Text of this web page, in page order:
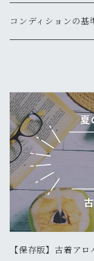
古着
ナイロンジャケット
新品
古着
スウェット
古着
ベスト
古着
新品
その他
古着
リング
新品
ベルト
サングラス
ソックス
新品
その他
新品
ニットキャップ・ビ
新品
古着
キャスケット
その他
新品
トート
新品
リュックサック・バ
ウェストポーチ
ボディバッグ
メッセンジャー
コンディションの基
【保存版】古着ア